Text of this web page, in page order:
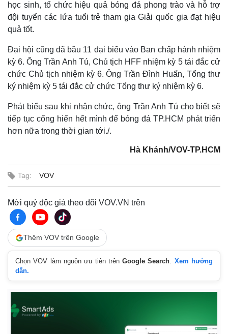
Thế giới
Quan sát
Cuộc sống đó đây
Multimedia
Video
E-Magazine
học sinh, tổ chức hiệu quả bóng đá phong trào và hỗ trợ
đội tuyển các lứa tuổi trẻ tham gia Giải quốc gia đạt hiệu
quả tốt.
Đại hội cũng đã bầu 11 đại biểu vào Ban chấp hành nhiệm
kỳ 6. Ông Trần Anh Tú, Chủ tịch HFF nhiệm kỳ 5 tái đắc cử
chức Chủ tịch nhiệm kỳ 6. Ông Trần Đình Huấn, Tổng thư
ký nhiệm kỳ 5 tái đắc cử chức Tổng thư ký nhiệm kỳ 6.
Phát biểu sau khi nhận chức, ông Trần Anh Tú cho biết sẽ
tiếp tục cống hiến hết mình để bóng đá TP.HCM phát triển
hơn nữa trong thời gian tới./.
Hà Khánh/VOV-TP.HCM
Tag: VOV
Mời quý độc giả theo dõi VOV.VN trên
Thêm VOV trên Google
Chọn VOV làm nguồn ưu tiên trênGoogle Search. Xem hướng
dẫn.